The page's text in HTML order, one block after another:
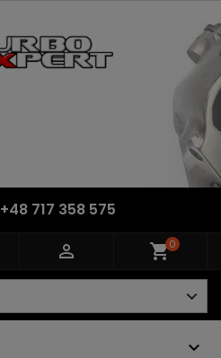
+48 717 358 575
 shopping_cart0